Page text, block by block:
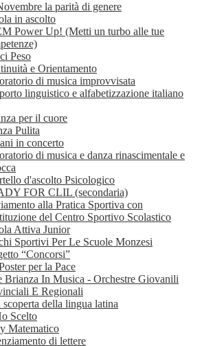
la parità di genere
in ascolto
Power Up! (Metti un turbo alle tue
Peso
e Orientamento
di musica improvvisata
linguistico e alfabetizzazione italiano
per il cuore
Pulita
in concerto
di musica e danza rinascimentale e
d'ascolto Psicologico
FOR CLIL (secondaria)
alla Pratica Sportiva con
del Centro Sportivo Scolastico
Attiva Junior
Sportivi Per Le Scuole Monzesi
“Concorsi”
per la Pace
Brianza In Musica - Orchestre Giovanili
E Regionali
della lingua latina
Scelto
Matematico
di lettere